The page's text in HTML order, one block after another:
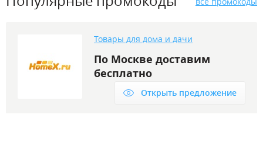
Товары для дома и дачи
По Москве доставим
бесплатно
Открыть предложение